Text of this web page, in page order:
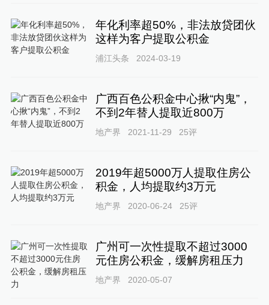
年化利率超50%，非法放贷团伙
这样为客户提取公积金
浦江头条 2024-03-19
广西百色公积金中心揪“内鬼”，
不到2年替人提取近800万
地产界 2021-11-29 25评
2019年超5000万人提取住房公
积金，人均提取约3万元
地产界 2020-06-24 25评
广州可一次性提取不超过3000
元住房公积金，缓解房租压力
地产界 2020-05-07